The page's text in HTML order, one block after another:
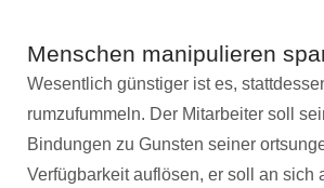
Menschen manipulieren
Wesentlich günstiger ist es,
rumzufummeln. Der Mitarbeiter soll
Bindungen zu Gunsten seiner
Verfügbarkeit auflösen, er soll an sich